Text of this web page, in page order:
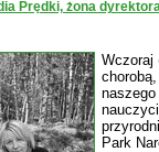
Prędki, żona
Wczoraj
naszego
Park